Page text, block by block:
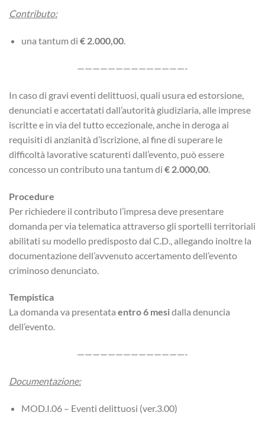
Contributo:
una tantum di € 2.000,00.
——————————————-
In caso di gravi eventi delittuosi, quali usura ed estorsione,
denunciati e accertatati dall’autorità giudiziaria, alle imprese
iscritte e in via del tutto eccezionale, anche in deroga ai
requisiti di anzianità d’iscrizione, al fine di superare le
difficoltà lavorative scaturenti dall’evento, può essere
concesso un contributo una tantum di € 2.000,00.
Procedure
Per richiedere il contributo l’impresa deve presentare
domanda per via telematica attraverso gli sportelli territoriali
abilitati su modello predisposto dal C.D., allegando inoltre la
documentazione dell’avvenuto accertamento dell’evento
criminoso denunciato.
Tempistica
La domanda va presentata entro 6 mesidalla denuncia
dell’evento.
——————————————-
Documentazione:
MOD.I.06 – Eventi delittuosi (ver.3.00)